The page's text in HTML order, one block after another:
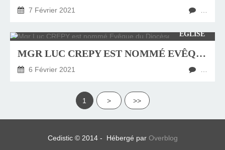
7 Février 2021
EGLISE
MGR LUC CREPY EST NOMMÉ EVÊQUE DU DIOCÈSE DE VERSAILLES
6 Février 2021
1 > >>
Cedistic © 2014 - Hébergé par Overblog